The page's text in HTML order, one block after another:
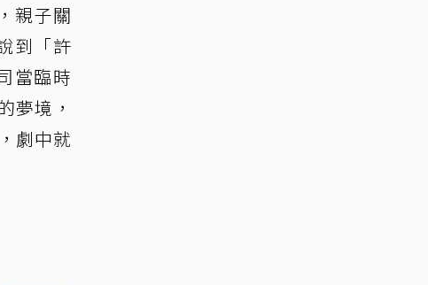
親子關
到「許
當臨時
夢境，
劇中就